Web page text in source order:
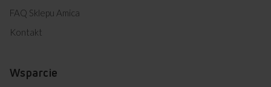
FAQ Sklepu Amica
Kontakt
Wsparcie